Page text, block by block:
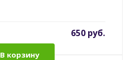
650 руб.
В корзину